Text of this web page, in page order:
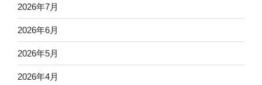
2026年7月
2026年6月
2026年5月
2026年4月